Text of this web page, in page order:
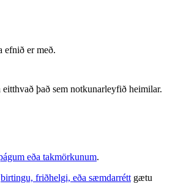
efnið er með.
það sem notkunarleyfið heimilar.
eða takmörkunum.
birtingu, friðhelgi, eða sæmdarrétt gætu